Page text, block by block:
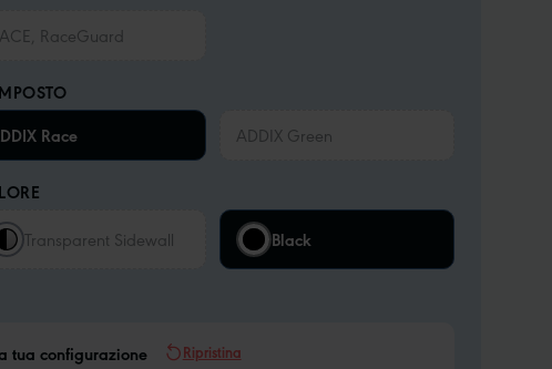
RaceGuard
Race
ADDIX Green
Transparent Sidewall Black
tua configurazione Ripristina